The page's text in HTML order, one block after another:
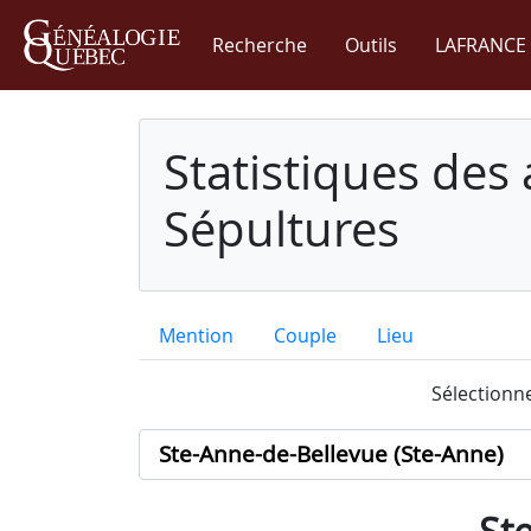
Recherche Outils
Statistiques des
Sépultures
Mention Couple Lieu